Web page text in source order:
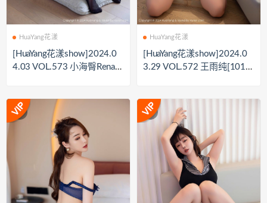
HuaYang花漾
[HuaYang花漾show]2024.0
4.03 VOL.573 小海臀Rena[7
HuaYang花漾
[HuaYang花漾show]2024.0
3.29 VOL.572 王雨纯[101+